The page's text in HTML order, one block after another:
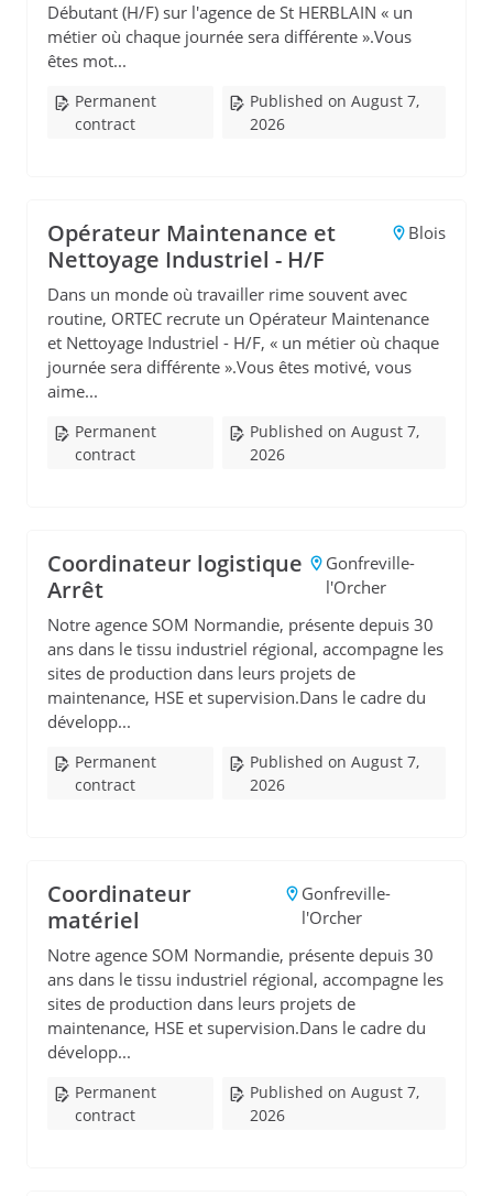
Débutant (H/F) sur l'agence de St HERBLAIN « un
métier où chaque journée sera différente ».Vous
êtes mot...
Permanent
contract
Published on August 7,
2026
Opérateur Maintenance et
Nettoyage Industriel - H/F
Blois
Dans un monde où travailler rime souvent avec
routine, ORTEC recrute un Opérateur Maintenance
et Nettoyage Industriel - H/F, « un métier où chaque
journée sera différente ».Vous êtes motivé, vous
aime...
Permanent
contract
Published on August 7,
2026
Coordinateur logistique
Arrêt
Gonfreville-
l'Orcher
Notre agence SOM Normandie, présente depuis 30
ans dans le tissu industriel régional, accompagne les
sites de production dans leurs projets de
maintenance, HSE et supervision.Dans le cadre du
développ...
Permanent
contract
Published on August 7,
2026
Coordinateur
matériel
Gonfreville-
l'Orcher
Notre agence SOM Normandie, présente depuis 30
ans dans le tissu industriel régional, accompagne les
sites de production dans leurs projets de
maintenance, HSE et supervision.Dans le cadre du
développ...
Permanent
contract
Published on August 7,
2026